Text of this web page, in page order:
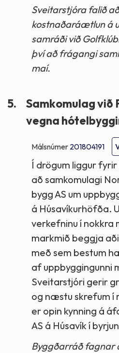
Sveitarstjóra falið
kostnaðaráætlun á
samráði við
því að frágangi
maí.
5.
Samkomulag við
vegna
Málsnúmer 201804191
Í drögum liggur
að samkomulagi
bygg AS um
á Húsavíkurhöfða.
verkefninu í nokkra
markmið beggja
með sem bestum
af uppbyggingunni
Sveitarstjóri gerir
og næstu skrefum í
er opin kynning á
AS á Húsavík í
Byggðarráð fagnar